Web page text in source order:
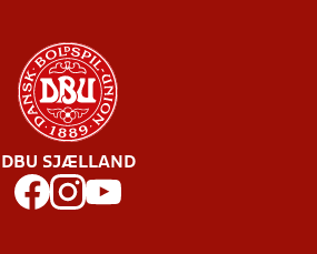
DBU SJÆLLAND